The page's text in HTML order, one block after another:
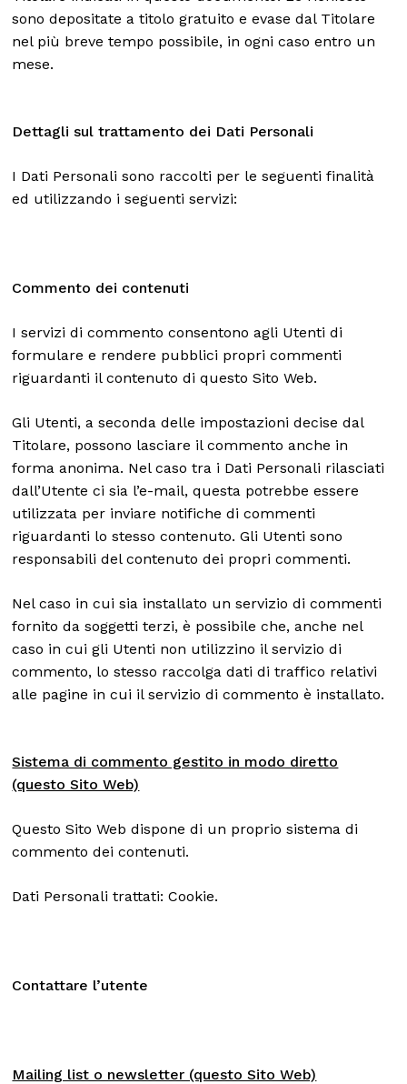
sono depositate a titolo gratuito e evase dal Titolare
nel più breve tempo possibile, in ogni caso entro un
mese.
Dettagli sul trattamento dei Dati Personali
I Dati Personali sono raccolti per le seguenti finalità
ed utilizzando i seguenti servizi:
Commento dei contenuti
I servizi di commento consentono agli Utenti di
formulare e rendere pubblici propri commenti
riguardanti il contenuto di questo Sito Web.
Gli Utenti, a seconda delle impostazioni decise dal
Titolare, possono lasciare il commento anche in
forma anonima. Nel caso tra i Dati Personali rilasciati
dall’Utente ci sia l’e-mail, questa potrebbe essere
utilizzata per inviare notifiche di commenti
riguardanti lo stesso contenuto. Gli Utenti sono
responsabili del contenuto dei propri commenti.
Nel caso in cui sia installato un servizio di commenti
fornito da soggetti terzi, è possibile che, anche nel
caso in cui gli Utenti non utilizzino il servizio di
commento, lo stesso raccolga dati di traffico relativi
alle pagine in cui il servizio di commento è installato.
Sistema di commento gestito in modo diretto
(questo Sito Web)
Questo Sito Web dispone di un proprio sistema di
commento dei contenuti.
Dati Personali trattati: Cookie.
Contattare l’utente
Mailing list o newsletter (questo Sito Web)